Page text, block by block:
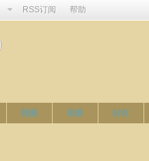
RSS订阅 帮助
视频 相册 好友